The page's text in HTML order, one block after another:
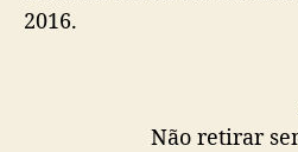
2016.
Não retirar